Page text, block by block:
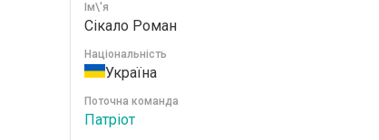
Ім\'я
Сікало Роман
Національність
Україна
Поточна команда
Патріот